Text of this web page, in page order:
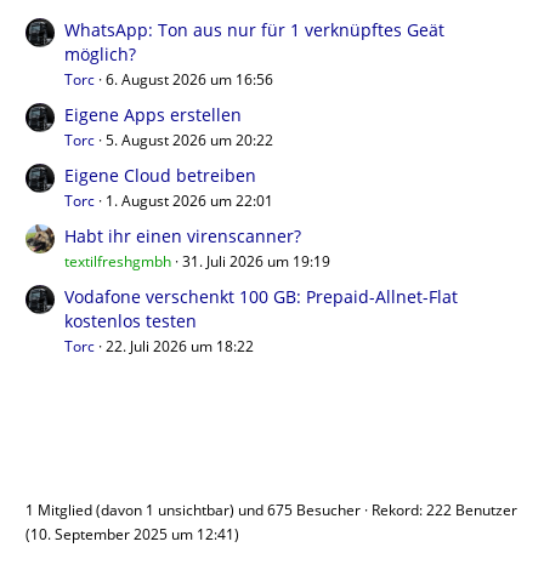
WhatsApp: Ton aus nur für 1 verknüpftes Geät
möglich?
Torc 6. August 2026 um 16:56
Eigene Apps erstellen
Torc 5. August 2026 um 20:22
Eigene Cloud betreiben
Torc 1. August 2026 um 22:01
Habt ihr einen virenscanner?
textilfreshgmbh 31. Juli 2026 um 19:19
Vodafone verschenkt 100 GB: Prepaid-Allnet-Flat
kostenlos testen
Torc 22. Juli 2026 um 18:22
1 Mitglied (davon 1 unsichtbar) und 675 Besucher Rekord: 222 Benutzer
(10. September 2025 um 12:41)